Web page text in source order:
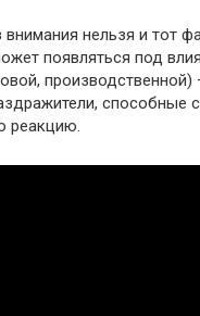
внимания нельзя и тот
появляться под
производственной)
способные
реакцию.